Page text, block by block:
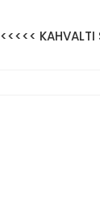
<<<<< KAHVALTI